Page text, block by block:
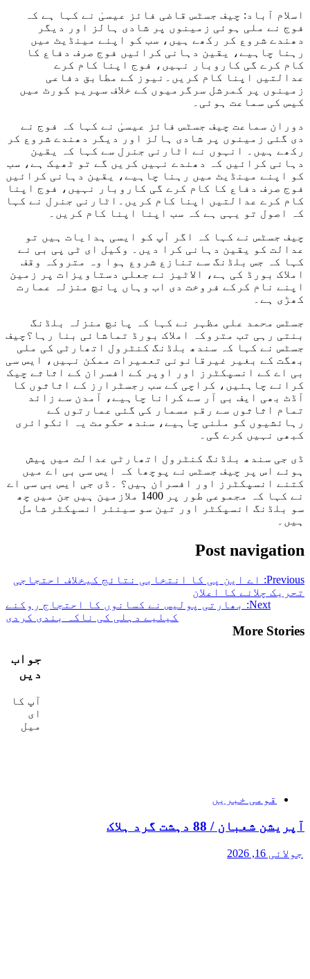
اسلام آباد: چیف جسٹس قاضی فائز عیسیٰ نے کہا ہے کہ
فوج نے ملی ہوئی زمینوں پر شادی ہالز اور دیگر
دھندے شروع کر رکھے ہیں، سب کو اپنے مینڈیٹ میں
رہنا چاہیے، یقین دہانی کرائیں فوج صرف دفاع کا
کام کرے گی کاروبار نہیں، فوج اپنا کام کرے
عدالتیں اپنا کام کریں۔نیوز کے مطابق دفاعی
زمینوں پر کمرشل سرگرمیوں کے خلاف سپریم کورٹ میں
کیس کی سماعت ہوئی۔
دوران سماعت چیف جسٹس فائز عیسیٰ نے کہا کہ فوج نے
دی گئی زمینوں پر شادی ہالز اور دیگر دھندے شروع کر
رکھے ہیں۔ انہوں نے اٹارنی جنرل سے کہا کہ یقین
دہانی کرائیں کہ دھندے نہیں کریں گے تو ٹھیک ہے، سب
کو اپنے مینڈیٹ میں رہنا چاہیے، یقین دہانی کرائیں
فوج صرف دفاع کا کام کرے گی کاروبار نہیں، فوج اپنا
کام کرے عدالتیں اپنا کام کریں۔اٹارنی جنرل نے کہا
کہ اصول تو یہی ہے کہ سب اپنا اپنا کام کریں۔
چیف جسٹس نے کہا کہ اگر آپ کو ایسی ہدایات ہیں تو
عدالت کو یقین دہانی کرا دیں۔ وکیل ای ٹی پی بی نے
کہا کہ جس بلڈنگ سے تنازع شروع ہوا وہ متروکہ وقف
املاک بورڈ کی ہے، الاٹیز نے جعلی دستاویزات پر زمین
اپنے نام کرکے فروخت دی اب وہاں پانچ منزلہ عمارت
کھڑی ہے۔
جسٹس محمد علی مظہر نے کہا کہ پانچ منزلہ بلڈنگ
بنتی رہی تب متروکہ املاک بورڈ تماشائی بنا رہا؟چیف
جسٹس نے کہا کہ سندھ بلڈنگ کنٹرول اتھارٹی کی ملی
بھگت کے بغیر غیرقانونی تعمیرات ممکن نہیں، ایس سی
بی اے کے انسپکٹرز اور اوپر کے افسران کے اثاثے چیک
کرانے چاہئیں، کراچی کے سب رجسٹرارز کے اثاثوں کا
آڈٹ بھی ایف بی آر سے کرانا چاہیے، آمدن سے زائد
تمام اثاثوں سے رقم مسمار کی گئی عمارتوں کے
رہائشیوں کو ملنی چاہیے، سندھ حکومت یہ انکوائری
کبھی نہیں کرے گی۔
ڈی جی سندھ بلڈنگ کنٹرول اتھارٹی عدالت میں پیش
ہوئے اس پر چیف جسٹس نے پوچھا کہ ایس سی بی اے میں
کتنے انسپکٹرز اور افسران ہیں؟ ۔ڈی جی ایس بی سی اے
نے کہا کہ مجموعی طور پر 1400 ملازمین ہیں جن میں چھ
سو بلڈنگ انسپکٹر اور تین سو سینئر انسپکٹر شامل
ہیں۔
Post navigation
Previous:
اے این پی کا انتخابی نتائج کیخلاف احتجاجی
تحریک چلانے کا اعلان
Next:
بھارتی پولیس نے کسانوں کا احتجاج روکنے
کیلیے دہلی کی ناکہ بندی کردی
More Stories
قومی خبریں
آپریشن شعبان / 88 دہشت گرد ہلاک
جولائی 16, 2026
جواب
دیں
آپ کا
ای
میل